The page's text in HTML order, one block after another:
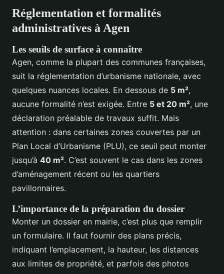
Réglementation et formalités
administratives à Agen
Les seuils de surface à connaître
Agen, comme la plupart des communes françaises,
suit la réglementation d’urbanisme nationale, avec
quelques nuances locales. En dessous de 5 m²,
aucune formalité n’est exigée. Entre 5 et 20 m², une
déclaration préalable de travaux suffit. Mais
attention : dans certaines zones couvertes par un
Plan Local d’Urbanisme (PLU), ce seuil peut monter
jusqu’à 40 m². C’est souvent le cas dans les zones
d’aménagement récent ou les quartiers
pavillonnaires.
L’importance de la préparation du dossier
Monter un dossier en mairie, c’est plus que remplir
un formulaire. Il faut fournir des plans précis,
indiquant l’emplacement, la hauteur, les distances
aux limites de propriété, et parfois des photos